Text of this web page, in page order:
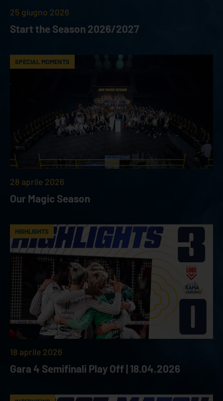
25 giugno 2026
Start the Season 2026/2027
SPECIAL MOMENTS
28 aprile 2026
Our Magic Season
HIGHLIGHTS
18 aprile 2026
Gara 4 Semifinali Play Off | 18.04.2026